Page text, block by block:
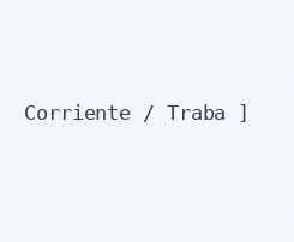
Corriente / Traba ]